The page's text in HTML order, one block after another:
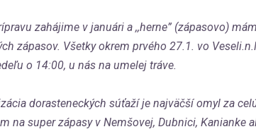
zahájime v januári a ,,herne” (zápasovo)
zápasov. Všetky okrem prvého 27.1. vo
o 14:00, u nás na umelej tráve.
dorasteneckých súťaží je najväčší omyl za
na super zápasy v Nemšovej, Dubnici, Kanianke